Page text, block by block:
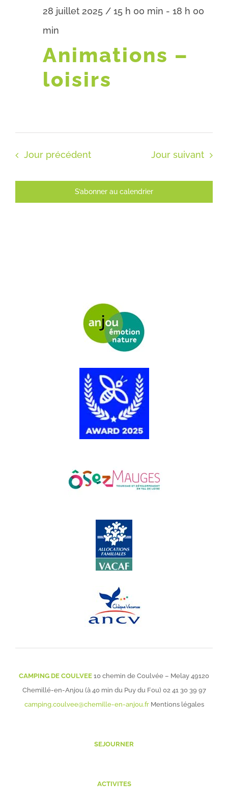
Animations –
loisirs
28 juillet 2025 / 15 h 00 min - 18 h 00
min
Jour précédent Jour suivant
S’abonner au calendrier
CAMPING DE COULVEE 10 chemin de Coulvée – Melay 49120
Chemillé-en-Anjou (à 40 min du Puy du Fou) 02 41 30 39 97
camping.coulvee@chemille-en-anjou.fr Mentions légales
SEJOURNER
ACTIVITES